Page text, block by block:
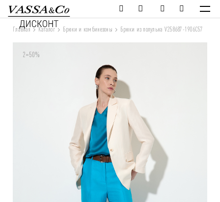
Главная Каталог Брюки и комбинезоны Брюки из полульна V258687-1906C57
2=50%